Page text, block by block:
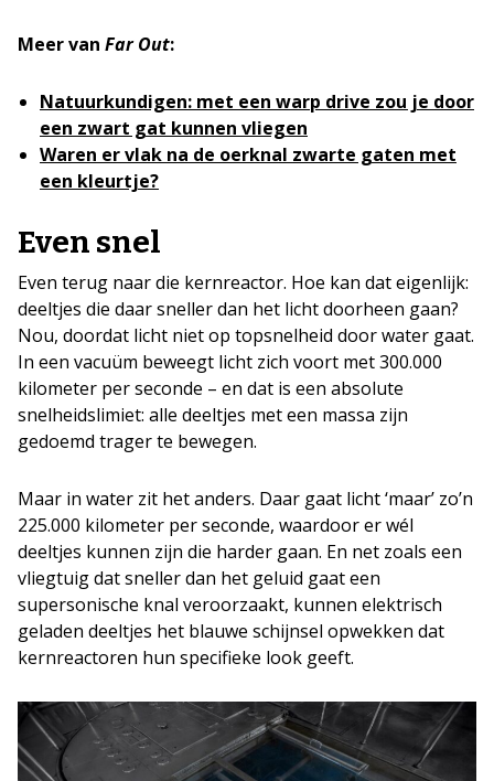
Meer van Far Out:
Natuurkundigen: met een warp drive zou je door
een zwart gat kunnen vliegen
Waren er vlak na de oerknal zwarte gaten met
een kleurtje?
Even snel
Even terug naar die kernreactor. Hoe kan dat eigenlijk:
deeltjes die daar sneller dan het licht doorheen gaan?
Nou, doordat licht niet op topsnelheid door water gaat.
In een vacuüm beweegt licht zich voort met 300.000
kilometer per seconde – en dat is een absolute
snelheidslimiet: alle deeltjes met een massa zijn
gedoemd trager te bewegen.
Maar in water zit het anders. Daar gaat licht ‘maar’ zo’n
225.000 kilometer per seconde, waardoor er wél
deeltjes kunnen zijn die harder gaan. En net zoals een
vliegtuig dat sneller dan het geluid gaat een
supersonische knal veroorzaakt, kunnen elektrisch
geladen deeltjes het blauwe schijnsel opwekken dat
kernreactoren hun specifieke look geeft.